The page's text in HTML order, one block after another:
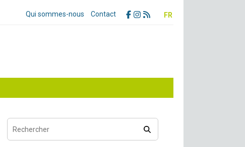
Qui sommes-nous Contact FR